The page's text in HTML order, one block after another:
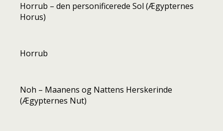
Horrub – den personificerede Sol (Ægypternes
Horus)
Horrub
Noh – Maanens og Nattens Herskerinde
(Ægypternes Nut)